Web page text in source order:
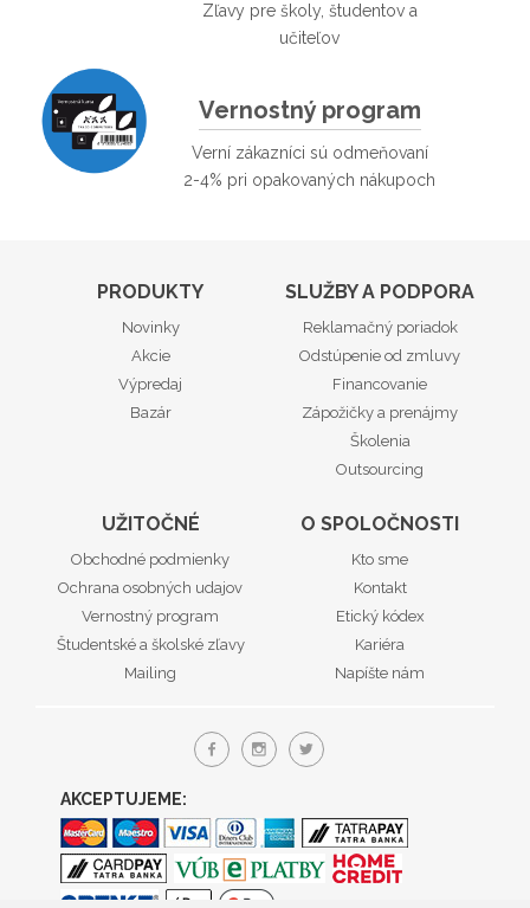
Zľavy pre školy, študentov a
učiteľov
Vernostný program
Verní zákazníci sú odmeňovaní
2-4% pri opakovaných nákupoch
PRODUKTY
Novinky
Akcie
Výpredaj
Bazár
SLUŽBY A PODPORA
Reklamačný poriadok
Odstúpenie od zmluvy
Financovanie
Zápožičky a prenájmy
Školenia
Outsourcing
UŽITOČNÉ
Obchodné podmienky
Ochrana osobných udajov
Vernostný program
Študentské a školské zľavy
Mailing
O SPOLOČNOSTI
Kto sme
Kontakt
Etický kódex
Kariéra
Napíšte nám
AKCEPTUJEME: